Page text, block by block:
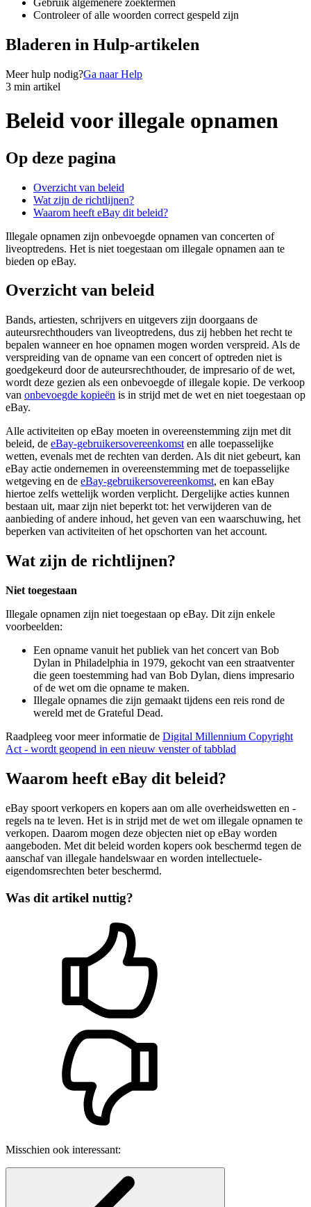
Gebruik algemenere zoektermen
Controleer of alle woorden correct gespeld zijn
Bladeren in Hulp-artikelen
Meer hulp nodig?Ga naar Help
3 min artikel
Beleid voor illegale opnamen
Op deze pagina
Overzicht van beleid
Wat zijn de richtlijnen?
Waarom heeft eBay dit beleid?
Illegale opnamen zijn onbevoegde opnamen van concerten of
liveoptredens. Het is niet toegestaan om illegale opnamen aan te
bieden op eBay.
Overzicht van beleid
Bands, artiesten, schrijvers en uitgevers zijn doorgaans de
auteursrechthouders van liveoptredens, dus zij hebben het recht te
bepalen wanneer en hoe opnamen mogen worden verspreid. Als de
verspreiding van de opname van een concert of optreden niet is
goedgekeurd door de auteursrechthouder, de impresario of de wet,
wordt deze gezien als een onbevoegde of illegale kopie. De verkoop
van onbevoegde kopieën is in strijd met de wet en niet toegestaan op
eBay.
Alle activiteiten op eBay moeten in overeenstemming zijn met dit
beleid, de eBay-gebruikersovereenkomst en alle toepasselijke
wetten, evenals met de rechten van derden. Als dit niet gebeurt, kan
eBay actie ondernemen in overeenstemming met de toepasselijke
wetgeving en de eBay-gebruikersovereenkomst, en kan eBay
hiertoe zelfs wettelijk worden verplicht. Dergelijke acties kunnen
bestaan uit, maar zijn niet beperkt tot: het verwijderen van de
aanbieding of andere inhoud, het geven van een waarschuwing, het
beperken van activiteiten of het opschorten van het account.
Wat zijn de richtlijnen?
Niet toegestaan
Illegale opnamen zijn niet toegestaan op eBay. Dit zijn enkele
voorbeelden:
Een opname vanuit het publiek van het concert van Bob
Dylan in Philadelphia in 1979, gekocht van een straatventer
die geen toestemming had van Bob Dylan, diens impresario
of de wet om die opname te maken.
Illegale opnames die zijn gemaakt tijdens een reis rond de
wereld met de Grateful Dead.
Raadpleeg voor meer informatie de Digital Millennium Copyright
Act - wordt geopend in een nieuw venster of tabblad
Waarom heeft eBay dit beleid?
eBay spoort verkopers en kopers aan om alle overheidswetten en -
regels na te leven. Het is in strijd met de wet om illegale opnamen te
verkopen. Daarom mogen deze objecten niet op eBay worden
aangeboden. Met dit beleid worden kopers ook beschermd tegen de
aanschaf van illegale handelswaar en worden intellectuele-
eigendomsrechten beter beschermd.
Was dit artikel nuttig?
Misschien ook interessant: